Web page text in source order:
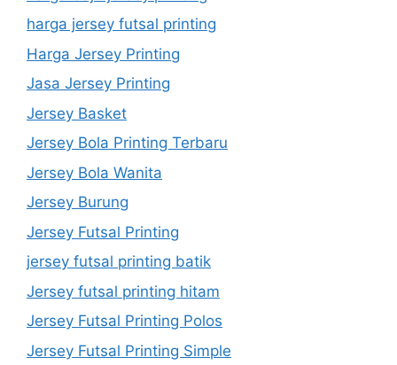
harga jersey futsal printing
Harga Jersey Printing
Jasa Jersey Printing
Jersey Basket
Jersey Bola Printing Terbaru
Jersey Bola Wanita
Jersey Burung
Jersey Futsal Printing
jersey futsal printing batik
Jersey futsal printing hitam
Jersey Futsal Printing Polos
Jersey Futsal Printing Simple